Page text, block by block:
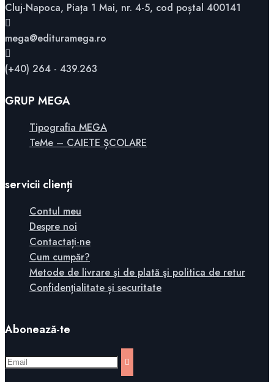
Cluj-Napoca, Piața 1 Mai, nr. 4-5, cod poștal 400141
mega@edituramega.ro
(+40) 264 - 439.263
GRUP MEGA
Tipografia MEGA
TeMe – CAIETE ȘCOLARE
servicii clienți
Contul meu
Despre noi
Contactați-ne
Cum cumpăr?
Metode de livrare şi de plată şi politica de retur
Confidențialitate și securitate
Abonează-te